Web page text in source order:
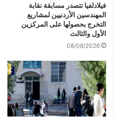
فيلادلفيا تتصدر مسابقة نقابة
المهندسين الأردنيين لمشاريع
التخرج بحصولها على المركزين
الأول والثالث
08/08/2026